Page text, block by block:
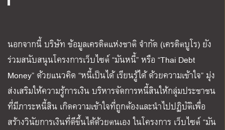
นอกจากนี้ บริษัท ข้อมูลเครดิตแห่งชาติ จำกัด (เครดิตบูโร) ยัง
ร่วมสนับสนุนโครงการเว็บไซต์ “มันหนี้” หรือ “Thai Debt
Money” ด้วยแนวคิด “หนี้เป็นได้ เรียนรู้ได้ ด้วยความเข้าใจ” มุ่ง
ส่งเสริมให้ความรู้การเงิน บริหารจัดการหนี้สินให้กลุ่มประชาชน
ที่มีภาระหนี้สิน เกิดความเข้าใจที่ถูกต้องและนำไปปฏิบัติเพื่อ
สร้างวินัยการเงินที่ดีขึ้นได้ด้วยตนเอง ในโครงการ เว็บไซต์ “มัน